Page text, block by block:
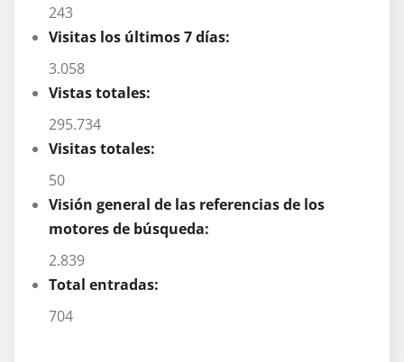
243
Visitas los últimos 7 días:
3.058
Vistas totales:
295.734
Visitas totales:
50
Visión general de las referencias de los
motores de búsqueda:
2.839
Total entradas:
704